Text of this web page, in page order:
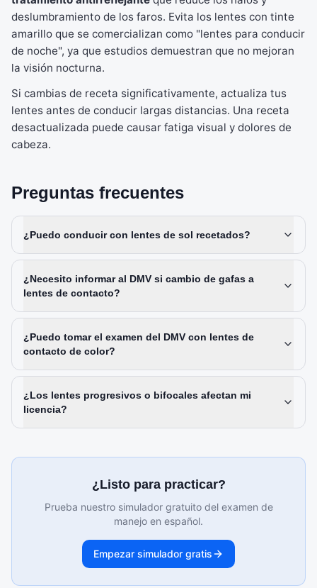
deslumbramiento de los faros. Evita los lentes con tinte
amarillo que se comercializan como "lentes para conducir
de noche", ya que estudios demuestran que no mejoran
la visión nocturna.
Si cambias de receta significativamente, actualiza tus
lentes antes de conducir largas distancias. Una receta
desactualizada puede causar fatiga visual y dolores de
cabeza.
Preguntas frecuentes
¿Puedo conducir con lentes de sol recetados?
¿Necesito informar al DMV si cambio de gafas a
lentes de contacto?
¿Puedo tomar el examen del DMV con lentes de
contacto de color?
¿Los lentes progresivos o bifocales afectan mi
licencia?
¿Listo para practicar?
Prueba nuestro simulador gratuito del examen de
manejo en español.
Empezar simulador gratis